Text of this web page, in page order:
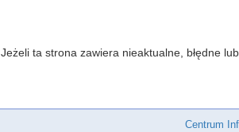
Jeżeli ta strona zawiera nieaktualne, błędne
Centrum